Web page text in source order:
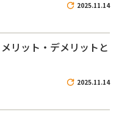
2025.11.14
リット・デメリットと
2025.11.14